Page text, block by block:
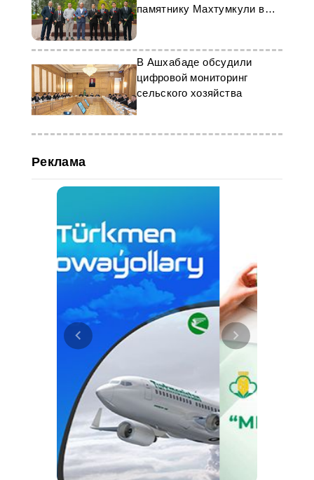
памятнику Махтумкули в
Астрахани
В Ашхабаде обсудили
цифровой мониторинг
сельского хозяйства
Реклама